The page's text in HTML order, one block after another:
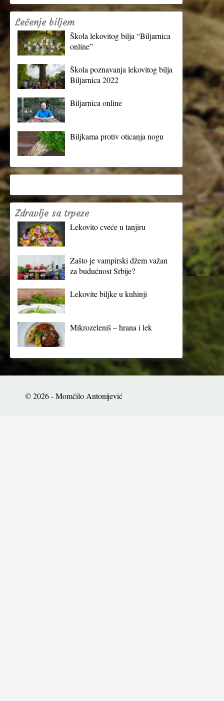
Lečenje biljem
Škola lekovitog bilja “Biljarnica
online”
Škola poznavanja lekovitog bilja
Biljarnica 2022
Biljarnica online
Biljkama protiv oticanja nogu
Zdravlje sa trpeze
Lekovito cveće u tanjiru
Zašto je vampirski džem važan
za budućnost Srbije?
Lekovite biljke u kuhinji
Mikrozeleniš – hrana i lek
© 2026 - Momčilo Antonijević